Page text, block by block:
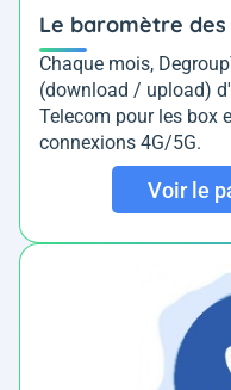
Le baromètre des
Chaque mois,
(download / upload)
Telecom pour les box
connexions 4G/5G.
Voir le